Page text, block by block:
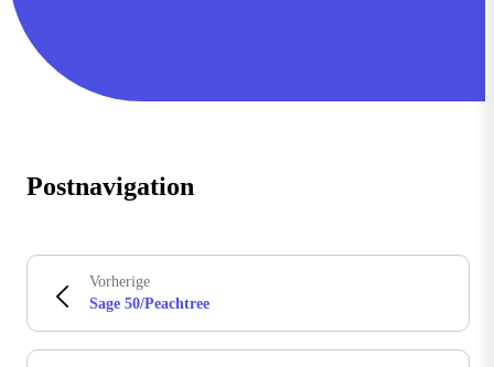
Postnavigation
Vorherige
Sage 50/Peachtree